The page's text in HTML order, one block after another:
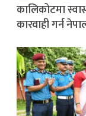
कालिकोटमा
कारवाही गर्न